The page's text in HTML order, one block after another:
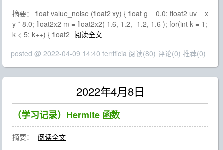
摘要： float value_noise (float2 xy) { float g = 0.0; float2 uv = x
y * 8.0; float2x2 m = float2x2( 1.6, 1.2, -1.2, 1.6 ); for(int k = 1;
k < 5; k++) { float2 阅读全文
posted @ 2022-04-09 14:40 terrificia 阅读(80) 评论(0) 推荐(0)
2022年4月8日
（学习记录）Hermite 函数
摘要：
阅读全文